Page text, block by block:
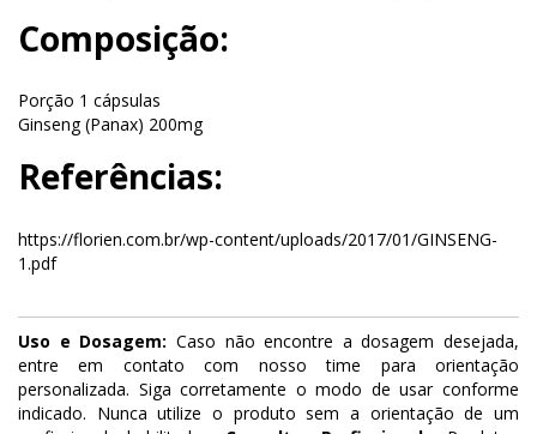
Composição:
Porção 1 cápsulas
Ginseng (Panax) 200mg
Referências:
https://florien.com.br/wp-content/uploads/2017/01/GINSENG-
1.pdf
Uso e Dosagem: Caso não encontre a dosagem desejada,
entre em contato com nosso time para orientação
personalizada. Siga corretamente o modo de usar conforme
indicado. Nunca utilize o produto sem a orientação de um